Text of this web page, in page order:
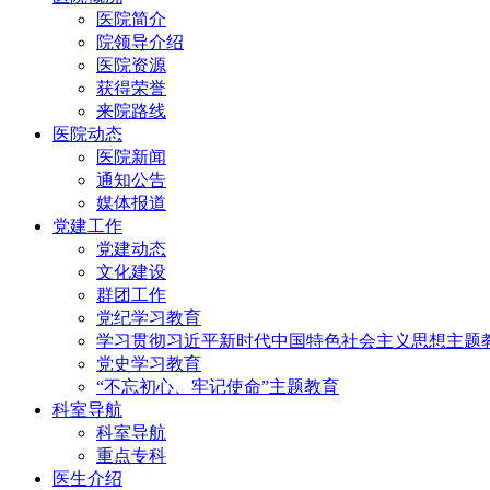
医院简介
院领导介绍
医院资源
获得荣誉
来院路线
医院动态
医院新闻
通知公告
媒体报道
党建工作
党建动态
文化建设
群团工作
党纪学习教育
学习贯彻习近平新时代中国特色社会主义思想主题
党史学习教育
“不忘初心、牢记使命”主题教育
科室导航
科室导航
重点专科
医生介绍